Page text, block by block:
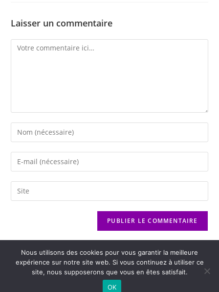
Laisser un commentaire
2026 - Variance FM - Mentions légales - Politique de confidentialité -
Nous utilisons des cookies pour vous garantir la meilleure
expérience sur notre site web. Si vous continuez à utiliser ce
site, nous supposerons que vous en êtes satisfait.
OK